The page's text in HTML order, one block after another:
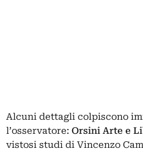
Alcuni dettagli colpiscono
l’osservatore: Orsini Arte e
vistosi studi di Vincenzo